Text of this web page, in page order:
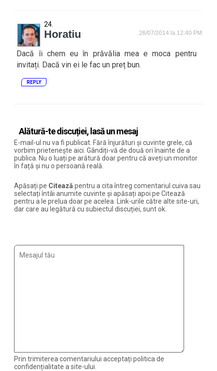
Horatiu 26/07/2014 la 12:40 PM
Dacă îi chem eu în prăvălia mea e moca pentru
invitați. Dacă vin ei le fac un preț bun.
REPLY
Alătură-te discuției, lasă un mesaj
E-mail-ul nu va fi publicat. Fără înjurături și cuvinte grele, că
vorbim prietenește aici. Gândiți-vă de două ori înainte de a
publica. Nu o luați pe arătură doar pentru că aveți un monitor
în față și nu o persoană reală.
Apăsați pe Citează pentru a cita întreg comentariul cuiva sau
selectați întâi anumite cuvinte și apăsați apoi pe Citează
pentru a le prelua doar pe acelea. Link-urile către alte site-uri,
dar care au legătură cu subiectul discuției, sunt ok.
Prin trimiterea comentariului acceptați politica de
confidențialitate a site-ului.